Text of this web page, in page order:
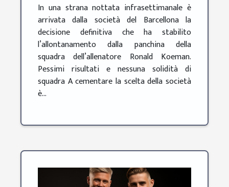
In una strana nottata infrasettimanale è
arrivata dalla società del Barcellona la
decisione definitiva che ha stabilito
l’allontanamento dalla panchina della
squadra dell’allenatore Ronald Koeman.
Pessimi risultati e nessuna solidità di
squadra A cementare la scelta della società
è...